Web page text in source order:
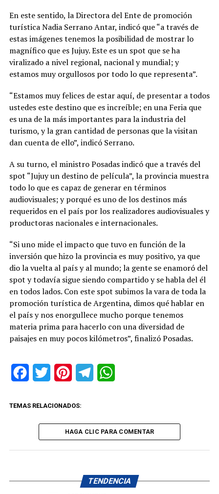
En este sentido, la Directora del Ente de promoción
turística Nadia Serrano Antar, indicó que “a través de
estas imágenes tenemos la posibilidad de mostrar lo
magnífico que es Jujuy. Este es un spot que se ha
viralizado a nivel regional, nacional y mundial; y
estamos muy orgullosos por todo lo que representa”.
“Estamos muy felices de estar aquí, de presentar a todos
ustedes este destino que es increíble; en una Feria que
es una de la más importantes para la industria del
turismo, y la gran cantidad de personas que la visitan
dan cuenta de ello”, indicó Serrano.
A su turno, el ministro Posadas indicó que a través del
spot “Jujuy un destino de película”, la provincia muestra
todo lo que es capaz de generar en términos
audiovisuales; y porqué es uno de los destinos más
requeridos en el país por los realizadores audiovisuales y
productoras nacionales e internacionales.
“Si uno mide el impacto que tuvo en función de la
inversión que hizo la provincia es muy positivo, ya que
dio la vuelta al país y al mundo; la gente se enamoró del
spot y todavía sigue siendo compartido y se habla del él
en todos lados. Con este spot subimos la vara de toda la
promoción turística de Argentina, dimos qué hablar en
el país y nos enorgullece mucho porque tenemos
materia prima para hacerlo con una diversidad de
paisajes en muy pocos kilómetros”, finalizó Posadas.
FacebookTwitter PinterestTelegram
TEMAS RELACIONADOS:
HAGA CLIC PARA COMENTAR
TENDENCIA